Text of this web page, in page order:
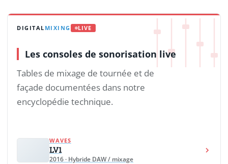
DIGITAL MIXING LIVE
Les consoles de sonorisation live
Tables de mixage de tournée et de
façade documentées dans notre
encyclopédie technique.
WAVES
LV1
2016 · Hybride DAW / mixage